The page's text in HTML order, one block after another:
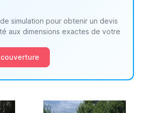
simulation pour obtenir un devis
aux dimensions exactes de votre